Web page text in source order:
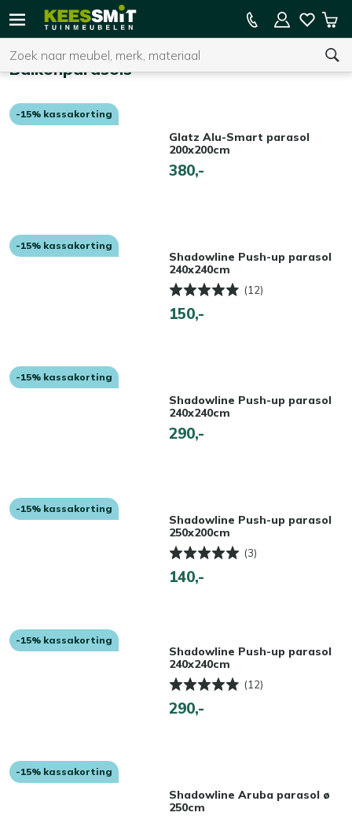
Kees
Tuinmeubelen
Zoeken
U heeft geen product(en) in uw winkelwagen.
15% kassakorting op de hele collectie
Balkonparasols
-15% kassakorting
Glatz Alu-Smart parasol
200x200cm
380,-
-15% kassakorting
Shadowline Push-up parasol
240x240cm
(12)
150,-
-15% kassakorting
Shadowline Push-up parasol
240x240cm
290,-
-15% kassakorting
Shadowline Push-up parasol
250x200cm
(3)
140,-
-15% kassakorting
Shadowline Push-up parasol
240x240cm
(12)
290,-
-15% kassakorting
Shadowline Aruba parasol ø
250cm